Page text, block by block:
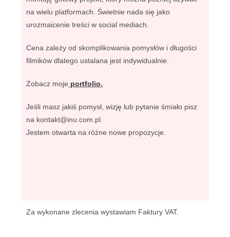
na wielu platformach. Świetnie nada się jako
urozmaicenie treści w social mediach.
Cena zależy od skomplikowania pomysłów i długości
filmików dlatego ustalana jest indywidualnie.
Zobacz moje portfolio.
Jeśli masz jakiś pomysł, wizję lub pytanie śmiało pisz
na kontakt@inu.com.pl.
Jestem otwarta na różne nowe propozycje.
Za wykonane zlecenia wystawiam Faktury VAT.